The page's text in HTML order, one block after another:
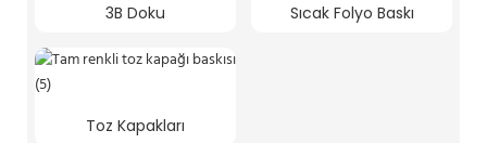
3B Doku Sıcak Folyo Baskı
Toz Kapakları